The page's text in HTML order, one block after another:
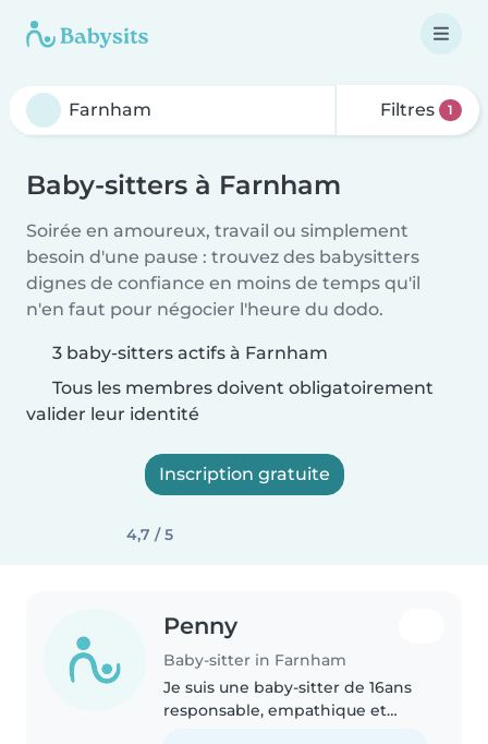
Filtres 1
Baby-sitters à Farnham
Soirée en amoureux, travail ou simplement
besoin d'une pause : trouvez des babysitters
dignes de confiance en moins de temps qu'il
n'en faut pour négocier l'heure du dodo.
3 baby-sitters actifs à Farnham
Tous les membres doivent obligatoirement
valider leur identité
Inscription gratuite
4,7 / 5
Penny
Baby-sitter in Farnham
Je suis une baby-sitter de 16ans
responsable, empathique et